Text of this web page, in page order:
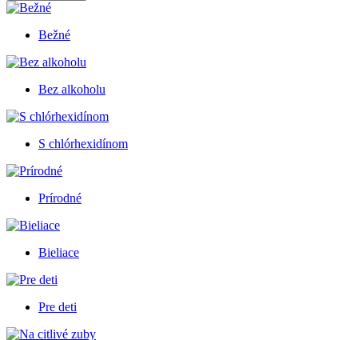
Bežné
Bez alkoholu
S chlórhexidínom
Prírodné
Bieliace
Pre deti